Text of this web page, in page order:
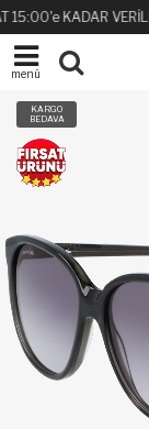
KADAR
menü
KARGO
BEDAVA